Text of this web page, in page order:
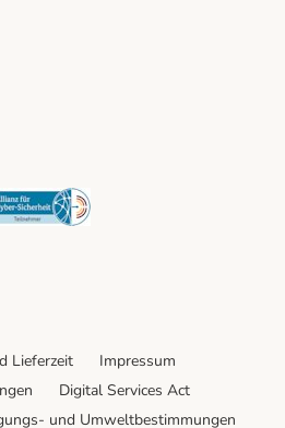
Method
Security
Lieferzeit
Impressum
Digital Services Act
und Umweltbestimmungen